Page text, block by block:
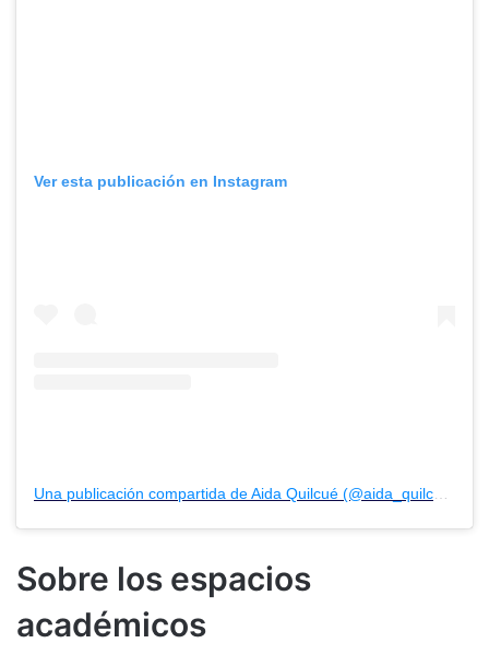
Ver esta publicación en Instagram
Sobre los espacios
académicos